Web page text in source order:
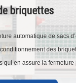
briquettes
automatique de sacs
des
qui en assure la fermeture